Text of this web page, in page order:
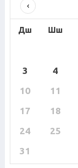
Дш Шш
3
4
10
11
17
18
24
25
31